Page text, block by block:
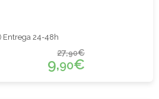
Entrega 24-48h
27,90€
9,90€